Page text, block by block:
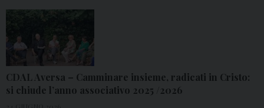
CDAL Aversa – Camminare insieme, radicati in Cristo:
si chiude l’anno associativo 2025 /2026